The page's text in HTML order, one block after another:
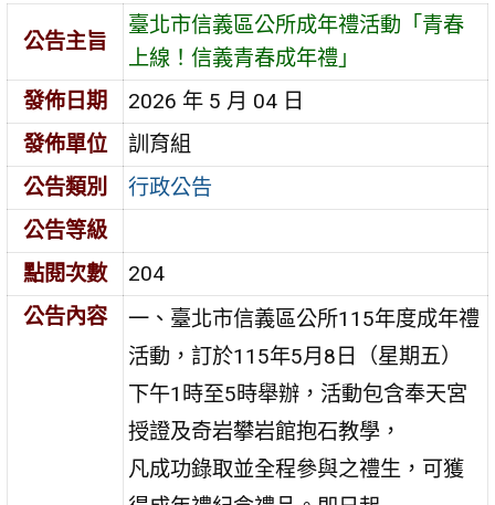
公告主旨
臺北市信義區公所成年禮活動「青春
上線！信義青春成年禮」
發佈日期
2026 年 5 月 04 日
發佈單位
訓育組
公告類別
行政公告
公告等級
點閱次數
204
公告內容
一、臺北市信義區公所115年度成年禮
活動，訂於115年5月8日（星期五）
下午1時至5時舉辦，活動包含奉天宮
授證及奇岩攀岩館抱石教學，
凡成功錄取並全程參與之禮生，可獲